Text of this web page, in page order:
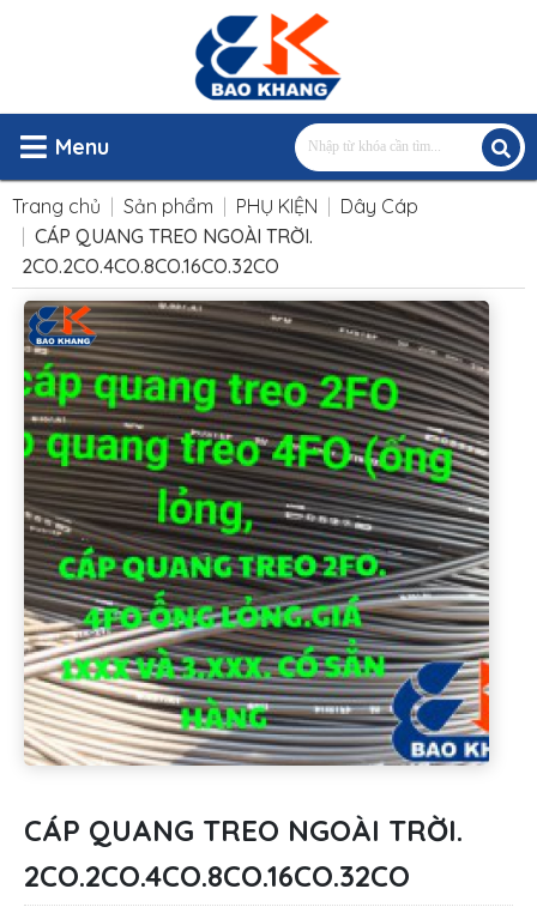
Menu
Trang chủ Sản phẩm PHỤ KIỆN
Dây Cáp
CÁP QUANG TREO NGOÀI TRỜI.
2CO.2CO.4CO.8CO.16CO.32CO
CÁP QUANG TREO NGOÀI TRỜI.
2CO.2CO.4CO.8CO.16CO.32CO